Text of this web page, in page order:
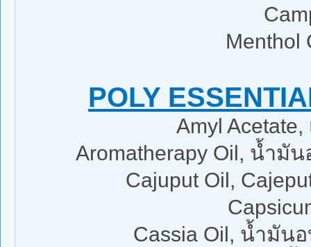
Menthol
POLY
Amyl
Aromatherapy Oil, น้ำมั
Cajuput Oil,
Cassia Oil, น้ำมัน